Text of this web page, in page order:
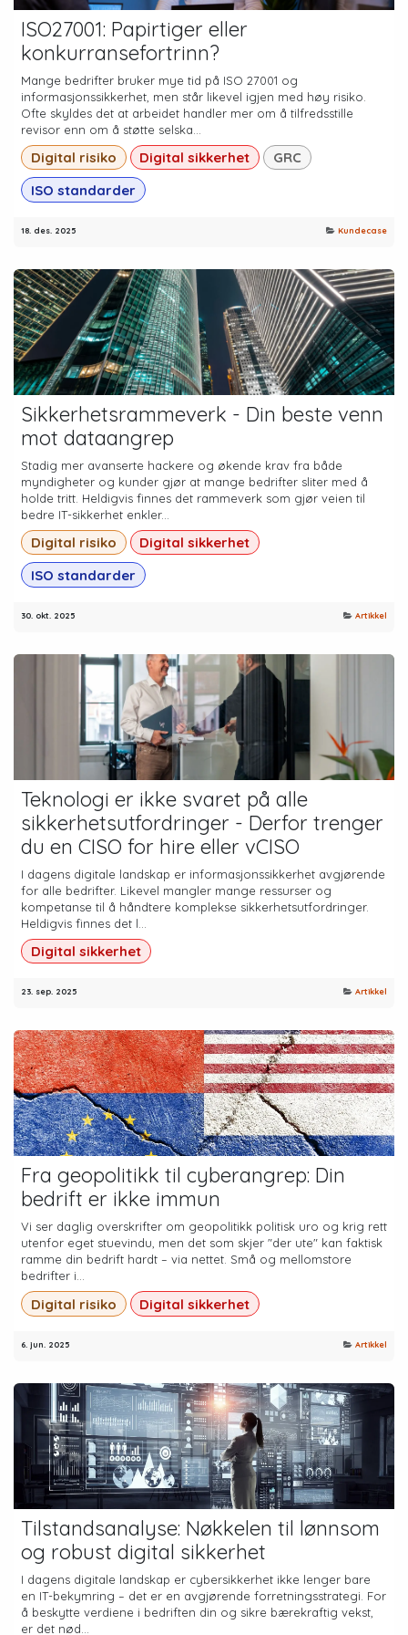
ISO27001: Papirtiger eller
konkurransefortrinn?
Mange bedrifter bruker mye tid på ISO 27001 og
informasjonssikkerhet, men står likevel igjen med høy risiko.
Ofte skyldes det at arbeidet handler mer om å tilfredsstille
revisor enn om å støtte selska...
Digital risiko Digital sikkerhet
GRC
ISO standarder
18. des. 2025 Kundecase
Sikkerhetsrammeverk - Din beste venn
mot dataangrep
Stadig mer avanserte hackere og økende krav fra både
myndigheter og kunder gjør at mange bedrifter sliter med å
holde tritt. Heldigvis finnes det rammeverk som gjør veien til
bedre IT-sikkerhet enkler...
Digital risiko
Digital sikkerhet
ISO standarder
30. okt. 2025 Artikkel
Teknologi er ikke svaret på alle
sikkerhetsutfordringer - Derfor trenger
du en CISO for hire eller vCISO
I dagens digitale landskap er informasjonssikkerhet avgjørende
for alle bedrifter. Likevel mangler mange ressurser og
kompetanse til å håndtere komplekse sikkerhetsutfordringer.
Heldigvis finnes det l...
Digital sikkerhet
23. sep. 2025 Artikkel
Fra geopolitikk til cyberangrep: Din
bedrift er ikke immun
Vi ser daglig overskrifter om geopolitikk politisk uro og krig rett
utenfor eget stuevindu, men det som skjer "der ute" kan faktisk
ramme din bedrift hardt – via nettet. Små og mellomstore
bedrifter i...
Digital risiko Digital sikkerhet
6. jun. 2025 Artikkel
Tilstandsanalyse: Nøkkelen til lønnsom
og robust digital sikkerhet
I dagens digitale landskap er cybersikkerhet ikke lenger bare
en IT-bekymring – det er en avgjørende forretningsstrategi. For
å beskytte verdiene i bedriften din og sikre bærekraftig vekst,
er det nød...